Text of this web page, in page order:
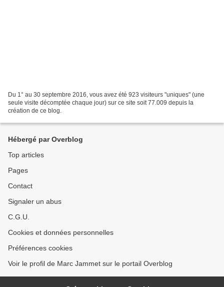
Du 1° au 30 septembre 2016, vous avez été 923 visiteurs "uniques" (une
seule visite décomptée chaque jour) sur ce site soit 77.009 depuis la
création de ce blog.
Hébergé par Overblog
Top articles
Pages
Contact
Signaler un abus
C.G.U.
Cookies et données personnelles
Préférences cookies
Voir le profil de Marc Jammet sur le portail Overblog